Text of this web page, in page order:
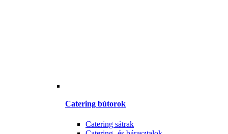
Catering bútorok
Catering sátrak